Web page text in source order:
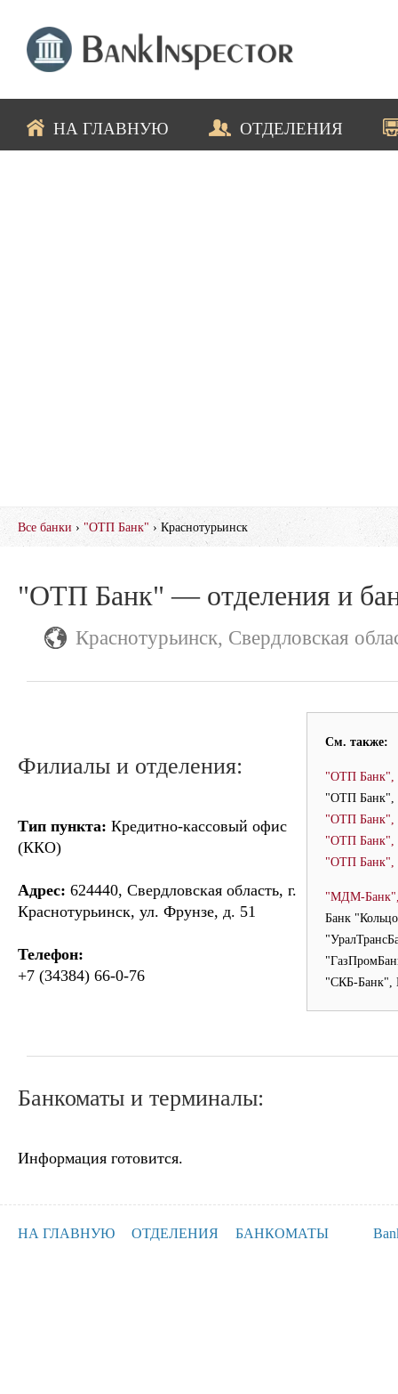
НА ГЛАВНУЮ ОТДЕЛЕНИЯ
Все банки › "ОТП Банк" › Краснотурьинск
"ОТП Банк" — отделения и
Краснотурьинск, Свердловская
См. также:
"ОТП Банк",
"ОТП Банк",
"ОТП Банк",
"ОТП Банк",
"ОТП Банк",
"МДМ-Банк",
Банк
"СКБ-Банк",
Филиалы и отделения:
Тип пункта: Кредитно-кассовый офис
(ККО)
Адрес: 624440, Свердловская область, г.
Краснотурьинск, ул. Фрунзе, д. 51
Телефон:
+7 (34384) 66-0-76
Банкоматы и терминалы:
Информация готовится.
НА ГЛАВНУЮ ОТДЕЛЕНИЯ БАНКОМАТЫ